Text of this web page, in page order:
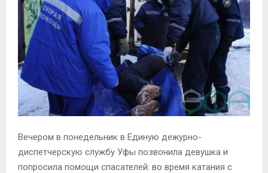
Вечером в понедельник в Единую дежурно-
диспетчерскую службу Уфы позвонила девушка и
попросила помощи спасателей: во время катания с